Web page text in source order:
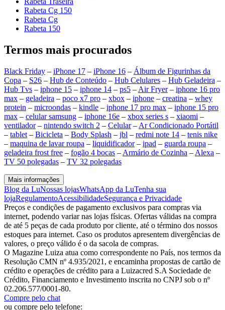
Rabeta Cg 150
Rabeta Cg
Rabeta 150
Termos mais procurados
Black Friday – iPhone 17 – iPhone 16 – Álbum de Figurinhas da
Copa – S26 – Hub de Conteúdo – Hub Celulares – Hub Geladeira –
Hub Tvs – iphone 15 – iphone 14 – ps5 – Air Fryer– iphone 16 pro
max – geladeira – poco x7 pro – xbox – iphone – creatina – whey
protein – microondas – kindle – iphone 17 pro max – iphone 15 pro
max – celular samsung – iphone 16e – xbox series s – xiaomi –
ventilador– nintendo switch 2 – Celular– Ar Condicionado Portátil
– tablet – Bicicleta – Body Splash – jbl – redmi note 14 – tenis nike
– maquina de lavar roupa – liquidificador– ipad – guarda roupa –
geladeira frost free – fogão 4 bocas – Armário de Cozinha – Alexa –
TV 50 polegadas – TV 32 polegadas
Mais informações
Blog da LuNossas lojasWhatsApp da LuTenha sua
lojaRegulamentoAcessibilidadeSegurança e Privacidade
Preços e condições de pagamento exclusivos para compras via
internet, podendo variar nas lojas físicas. Ofertas válidas na compra
de até 5 peças de cada produto por cliente, até o término dos nossos
estoques para internet. Caso os produtos apresentem divergências de
valores, o preço válido é o da sacola de compras.
O Magazine Luiza atua como correspondente no País, nos termos da
Resolução CMN nº 4.935/2021, e encaminha propostas de cartão de
crédito e operações de crédito para a Luizacred S.A Sociedade de
Crédito, Financiamento e Investimento inscrita no CNPJ sob o nº
02.206.577/0001-80.
Compre pelo chat
ou compre pelo telefone: